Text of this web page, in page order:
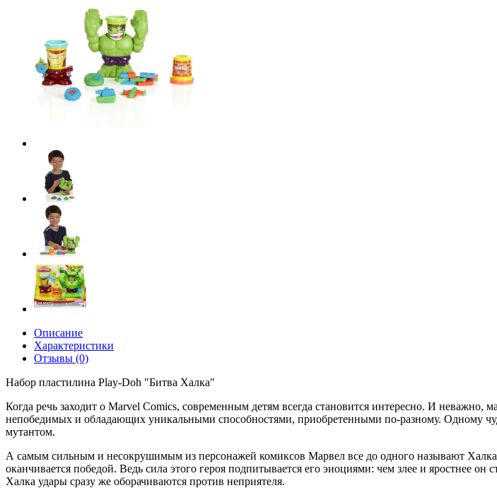
Описание
Характеристики
Отзывы (0)
Набор пластилина Play-Doh "Битва Халка"
Когда речь заходит о Marvel Comics, современным детям всегда становится интересно. И
непобедимых и обладающих уникальными способностями, приобретенными по-разному. Одному
мутантом.
А самым сильным и несокрушимым из персонажей комиксов Марвел все до одного называют
оканчивается победой. Ведь сила этого героя подпитывается его эиоциями: чем злее и яростнее
Халка удары сразу же оборачиваются против неприятеля.